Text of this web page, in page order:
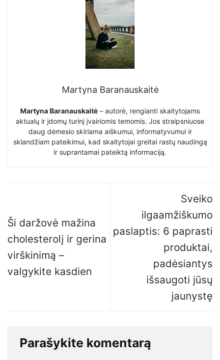
Martyna Baranauskaitė
Martyna Baranauskaitė – autorė, rengianti skaitytojams
aktualų ir įdomų turinį įvairiomis temomis. Jos straipsniuose
daug dėmesio skiriama aiškumui, informatyvumui ir
sklandžiam pateikimui, kad skaitytojai greitai rastų naudingą
ir suprantamai pateiktą informaciją.
Ši daržovė mažina
cholesterolį ir gerina
virškinimą –
valgykite kasdien
Sveiko
ilgaamžiškumo
paslaptis: 6 paprasti
produktai,
padėsiantys
išsaugoti jūsų
jaunystę
Parašykite komentarą